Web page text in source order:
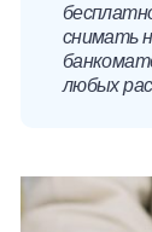
снимать
любых